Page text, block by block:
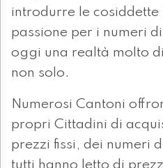
introdurre le cosiddette
passione per i numeri
oggi una realtà molto
non solo.
Numerosi Cantoni
propri Cittadini di
prezzi fissi, dei numeri
tutti hanno letto di